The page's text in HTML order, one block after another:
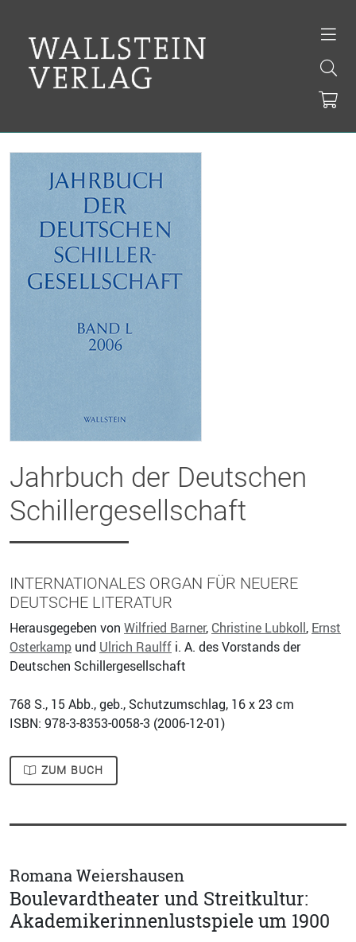
Jahrbuch der Deutschen
Schillergesellschaft
INTERNATIONALES ORGAN FÜR NEUERE
DEUTSCHE LITERATUR
Herausgegeben von Wilfried Barner, Christine Lubkoll, Ernst
Osterkamp und Ulrich Raulff i. A. des Vorstands der
Deutschen Schillergesellschaft
768 S., 15 Abb., geb., Schutzumschlag, 16 x 23 cm
ISBN: 978-3-8353-0058-3 (2006-12-01)
ZUM BUCH
Romana Weiershausen
Boulevardtheater und Streitkultur:
Akademikerinnenlustspiele um 1900